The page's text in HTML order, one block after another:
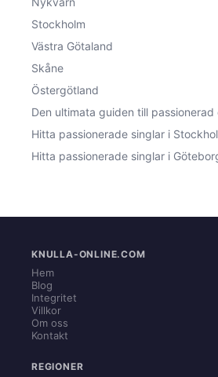
Stockholm
Västra Götaland
Skåne
Östergötland
Den ultimata guiden till
Hitta passionerade singlar i
Hitta passionerade singlar i
KNULLA-ONLINE.COM
Hem
Blog
Integritet
Villkor
Om oss
Kontakt
REGIONER